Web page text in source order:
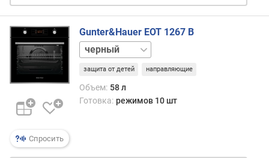
р
(
°
)
м
к
с
Спросить
Gunter&Hauer EOT 1267 B
белый
защита от детей направляющие
Объем: 58 л
Готовка: режимов 10 шт